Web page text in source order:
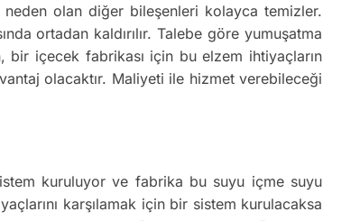
neden olan diğer bileşenleri kolayca temizler.
ortadan kaldırılır. Talebe göre yumuşatma
içecek fabrikası için bu elzem ihtiyaçların
olacaktır. Maliyeti ile hizmet verebileceği
kuruluyor ve fabrika bu suyu içme suyu
karşılamak için bir sistem kurulacaksa